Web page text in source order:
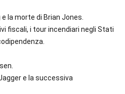
e la morte di Brian Jones.
fiscali, i tour incendiari negli Stati
e la successiva